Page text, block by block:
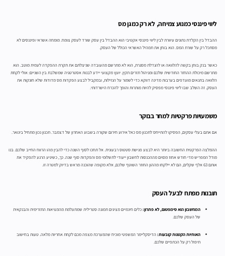
ליווי פיננסי כמנוע צמיחה, לא רק כמגן מס
ההבדל בין הקלדת נתונים עיוורת לבין ליווי פיננסי אקטיבי הוא ההבדל בין עסק שורד לעסק צומח. מומחה אשראי ופיננסים לא
מסתכל רק על שורת המס. הוא בוחן את תמהיל האשראי הכולל של העסק.
כאשר בנק בוחן בקשה להלוואה או להגדלת מסגרת, הוא לא מתרשם מהעובדה שניצלתם את תקרת ההפקדה לעמית מוטב. הוא
מתרשם מיכולת ההחזר החודשית שלכם ומניהול תזרים תקין. יועץ מקצועי יידע לבנות אסטרטגיה שמשלבת בין השניים: אולי לקחת
הלוואה בתנאים מועדפים בערבות מדינה דווקא כדי לשמור על הנזילות, ובמקביל לבצע הפקדות מס מדודות שלא חונקות את
העסק. זה השלב שבו ליווי פיננסי מפסיק להיות מותרות והופך להכרח הישרדותי.
משמעויות פרקטיות למחר בבוקר
אם אתם בעלי עסקים, הפסיקו להתייחס לתכנון מס כאל אירוע חירום שקורה בשבוע האחרון של דצמבר. תכנון נכון מתחיל בינואר.
ההמלצה הפרקטית החשובה ביותר היא לבצע פגישת סטטוס רבעונית. אל תחכו לסוף השנה כדי להבין מהו הרווח החייב שלכם. בנו
מודל המפריש מדי חודש אחוז מסוים מההכנסות לחשבון ייעודי לתשלומי מס והפקדות סוף שנה. כך, כשיגיע הרגע להפקיד את
אותם 63 אלף שקלים, הם לא יילקחו מההון החוזר השוטף שלכם, אלא מקופה שהוכנה מראש בדיוק למטרה זו.
תובנות מפתח לבעל העסק
המחשבון הוא סימפטום, לא פתרון:כלים חינמיים מציגים תמונה סטרילית שמתעלמת מהמציאות התזרימית והבנקאית
של העסק שלכם.
האותיות הקטנות קובעות:הדיסקליימר המשפטי מוכיח שהמערכת מצפה מכם לקחת אחריות מלאה. טעות בחישוב
תיפול רק על הכתפיים שלכם.